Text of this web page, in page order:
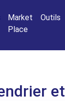
Market
Place
Outils